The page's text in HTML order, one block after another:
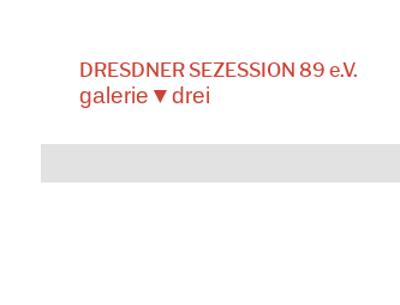
DRESDNER SEZESSION 89 e.V.
galerie▼drei